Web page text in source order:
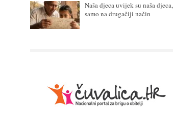
Naša djeca uvijek su naša djeca,
samo na drugačiji način